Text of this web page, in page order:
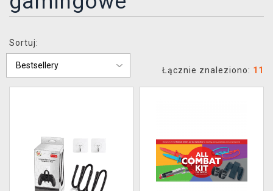
XZONE KLUB
Sortuj:
Łącznie znaleziono: 11